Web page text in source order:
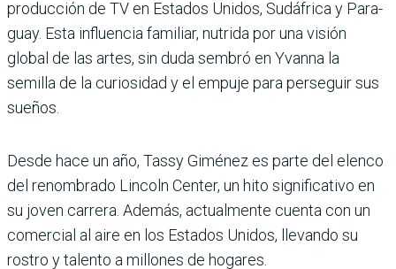
producción de TV en Esta­dos Unidos, Sudáfrica y Para­
guay. Esta influencia familiar, nutrida por una visión
global de las artes, sin duda sem­bró en Yvanna la
semilla de la curiosidad y el empuje para perseguir sus
sueños.
Desde hace un año, Tassy Giménez es parte del elenco
del renombrado Lincoln Center, un hito significativo en
su joven carrera. Además, actualmente cuenta con un
comercial al aire en los Esta­dos Unidos, llevando su
rostro y talento a millones de hoga­res.